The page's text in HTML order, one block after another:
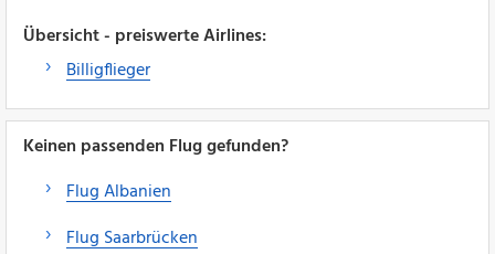
Übersicht - preiswerte Airlines:
Billigflieger
Keinen passenden Flug gefunden?
Flug Albanien
Flug Saarbrücken